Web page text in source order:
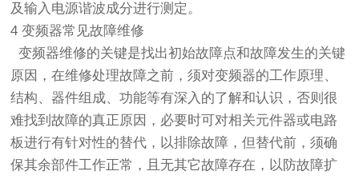
及输入电源谐波成分进行测定。
4 变频器常见故障维修
变频器维修的关键是找出初始故障点和故障发生的关键
原因，在维修处理故障之前，须对变频器的工作原理、
结构、器件组成、功能等有深入的了解和认识，否则很
难找到故障的真正原因，必要时可对相关元件器或电路
板进行有针对性的替代，以排除故障，但替代前，须确
保其余部件工作正常，且无其它故障存在，以防故障扩